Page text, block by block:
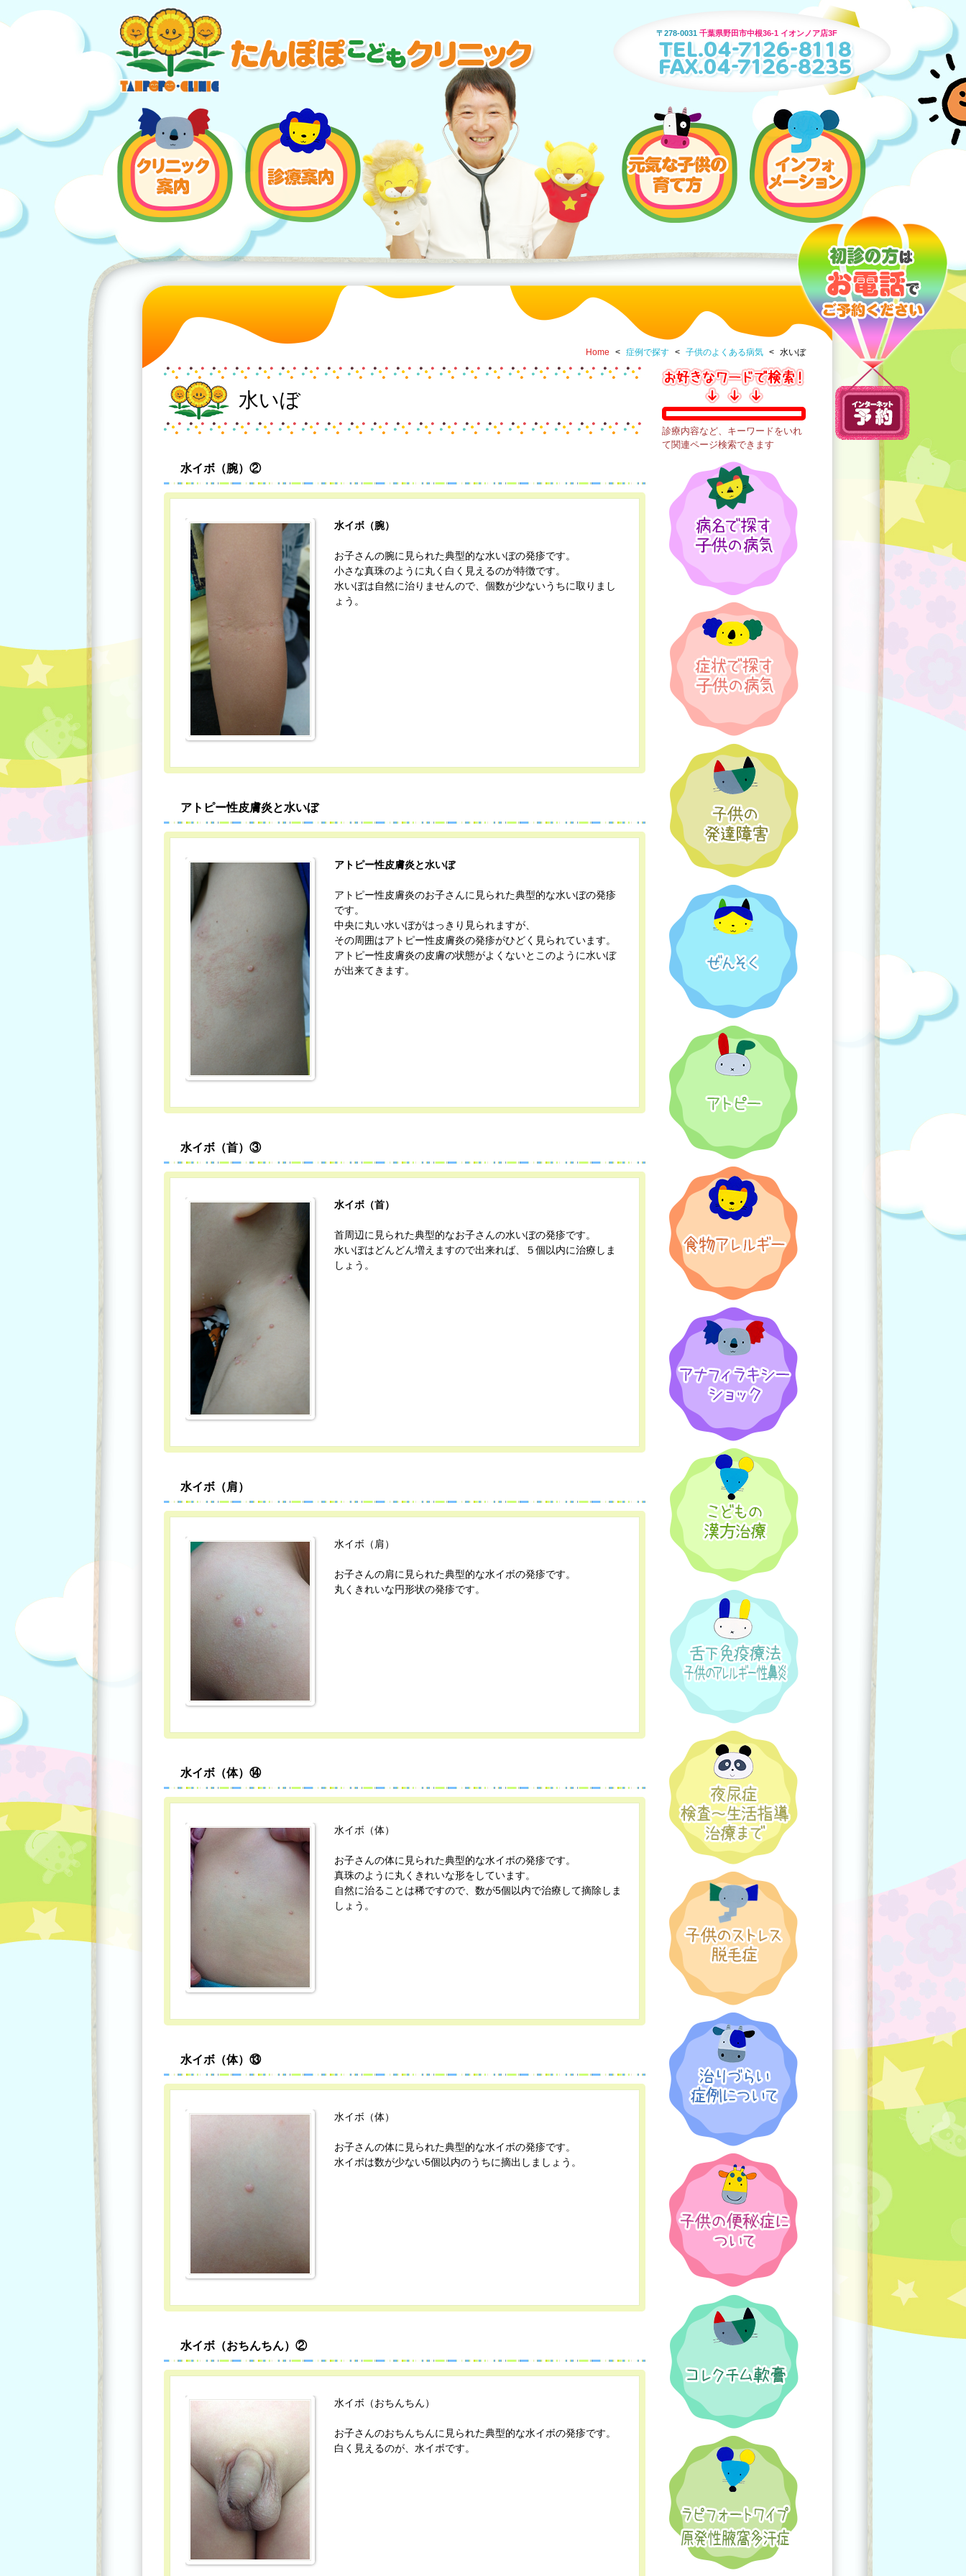
〒278-0031 千葉県野田市中根36-1 イオンノア店3F
Home < 症例で探す < 子供のよくある病気 < 水いぼ
水いぼ
水イボ（腕）②
水イボ（腕）
お子さんの腕に見られた典型的な水いぼの発疹です。
小さな真珠のように丸く白く見えるのが特徴です。
水いぼは自然に治りませんので、個数が少ないうちに取りまし
ょう。
アトピー性皮膚炎と水いぼ
アトピー性皮膚炎と水いぼ
アトピー性皮膚炎のお子さんに見られた典型的な水いぼの発疹
です。
中央に丸い水いぼがはっきり見られますが、
その周囲はアトピー性皮膚炎の発疹がひどく見られています。
アトピー性皮膚炎の皮膚の状態がよくないとこのように水いぼ
が出来てきます。
水イボ（首）③
水イボ（首）
首周辺に見られた典型的なお子さんの水いぼの発疹です。
水いぼはどんどん増えますので出来れば、５個以内に治療しま
しょう。
水イボ（肩）
水イボ（肩）
お子さんの肩に見られた典型的な水イボの発疹です。
丸くきれいな円形状の発疹です。
水イボ（体）⑭
水イボ（体）
お子さんの体に見られた典型的な水イボの発疹です。
真珠のように丸くきれいな形をしています。
自然に治ることは稀ですので、数が5個以内で治療して摘除しま
しょう。
水イボ（体）⑬
水イボ（体）
お子さんの体に見られた典型的な水イボの発疹です。
水イボは数が少ない5個以内のうちに摘出しましょう。
水イボ（おちんちん）②
水イボ（おちんちん）
お子さんのおちんちんに見られた典型的な水イボの発疹です。
白く見えるのが、水イボです。
診療内容など、キーワードをいれ
て関連ページ検索できます